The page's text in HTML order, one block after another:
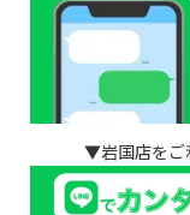
▼岩国店をご